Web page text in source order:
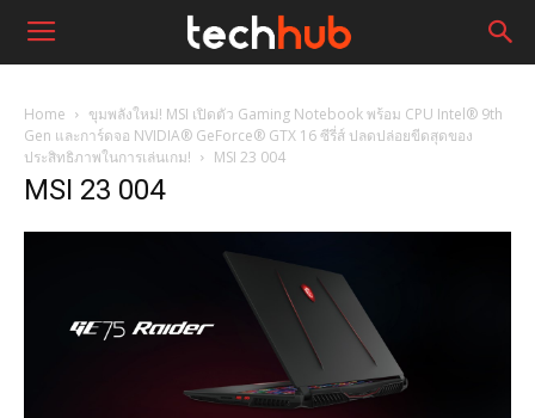
Home
ขุมพลังใหม่! MSI เปิดตัว Gaming Notebook พร้อม CPU Intel® 9th
Gen และการ์ดจอ NVIDIA® GeForce® GTX 16 ซีรี่ส์ ปลดปล่อยขีดสุดของ
ประสิทธิภาพในการเล่นเกม!
MSI 23 004
MSI 23 004